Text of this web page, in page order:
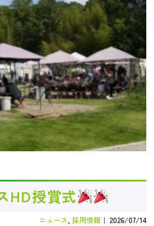
HD授賞式
ニュース, 採用情報｜ 2026/07/14